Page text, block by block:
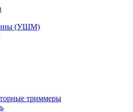
(УШМ)
триммеры